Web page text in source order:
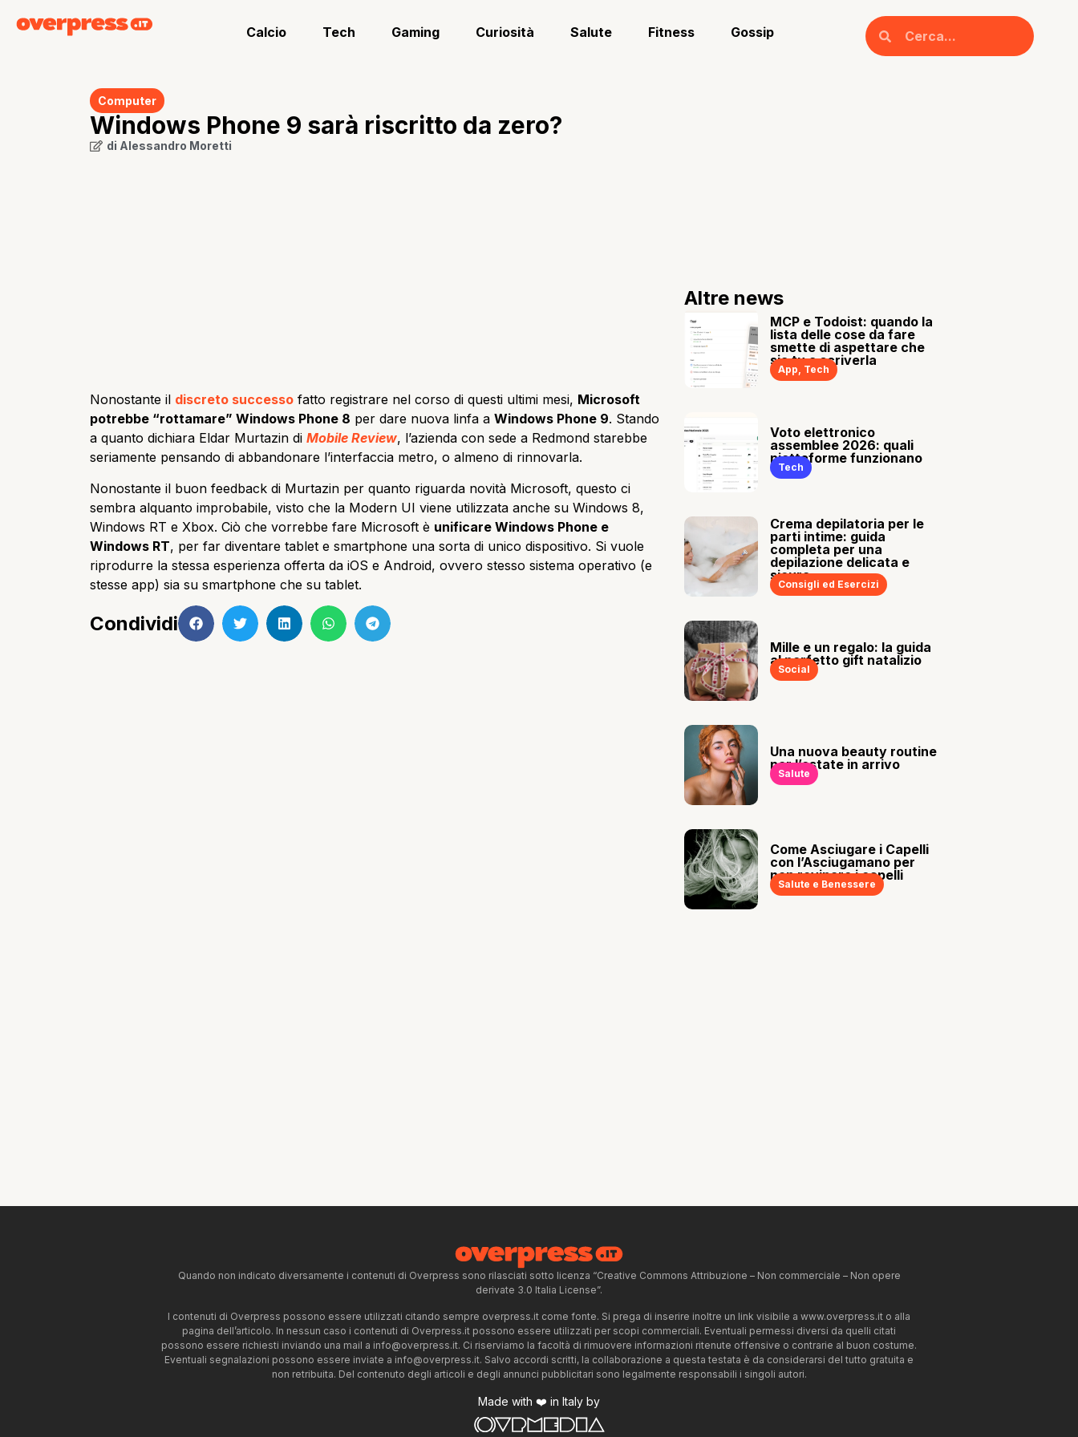
Calcio Tech Gaming Curiosità Salute Fitness Gossip
Computer
Windows Phone 9 sarà riscritto da zero?
di Alessandro Moretti
Nonostante il discreto successo fatto registrare nel corso di questi ultimi mesi, Microsoft
potrebbe “rottamare” Windows Phone 8 per dare nuova linfa a Windows Phone 9. Stando
a quanto dichiara Eldar Murtazin di Mobile Review, l’azienda con sede a Redmond starebbe
seriamente pensando di abbandonare l’interfaccia metro, o almeno di rinnovarla.
Nonostante il buon feedback di Murtazin per quanto riguarda novità Microsoft, questo ci
sembra alquanto improbabile, visto che la Modern UI viene utilizzata anche su Windows 8,
Windows RT e Xbox. Ciò che vorrebbe fare Microsoft è unificare Windows Phone e
Windows RT, per far diventare tablet e smartphone una sorta di unico dispositivo. Si vuole
riprodurre la stessa esperienza offerta da iOS e Android, ovvero stesso sistema operativo (e
stesse app) sia su smartphone che su tablet.
Condividi
Altre news
MCP e Todoist: quando la
lista delle cose da fare
smette di aspettare che
sia tu a scriverla
App, Tech
Voto elettronico
assemblee 2026: quali
piattaforme funzionano
Tech
Crema depilatoria per le
parti intime: guida
completa per una
depilazione delicata e
sicura
Consigli ed Esercizi
Mille e un regalo: la guida
al perfetto gift natalizio
Social
Una nuova beauty routine
per l’estate in arrivo
Salute
Come Asciugare i Capelli
con l’Asciugamano per
non rovinare i capelli
Salute e Benessere
Quando non indicato diversamente i contenuti di Overpress sono rilasciati sotto licenza “Creative Commons Attribuzione – Non commerciale – Non opere
derivate 3.0 Italia License”.
I contenuti di Overpress possono essere utilizzati citando sempre overpress.it come fonte. Si prega di inserire inoltre un link visibile a www.overpress.it o alla
pagina dell’articolo. In nessun caso i contenuti di Overpress.it possono essere utilizzati per scopi commerciali. Eventuali permessi diversi da quelli citati
possono essere richiesti inviando una mail a info@overpress.it. Ci riserviamo la facoltà di rimuovere informazioni ritenute offensive o contrarie al buon costume.
Eventuali segnalazioni possono essere inviate a info@overpress.it. Salvo accordi scritti, la collaborazione a questa testata è da considerarsi del tutto gratuita e
non retribuita. Del contenuto degli articoli e degli annunci pubblicitari sono legalmente responsabili i singoli autori.
Made with ❤️ in Italy by